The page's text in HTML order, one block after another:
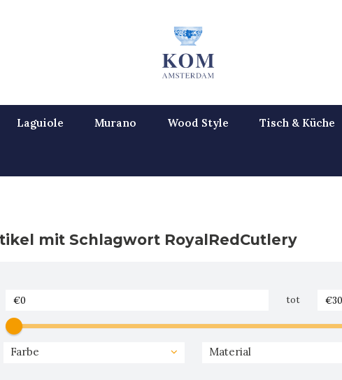
Laguiole Murano Wood Style Tisch & Küche
mit Schlagwort RoyalRedCutlery
tot
Farbe Material